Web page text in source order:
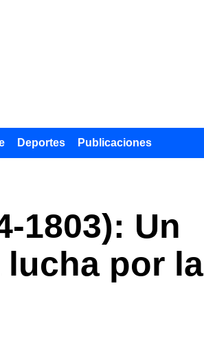
Deportes Publicaciones
1803): Un
lucha por la